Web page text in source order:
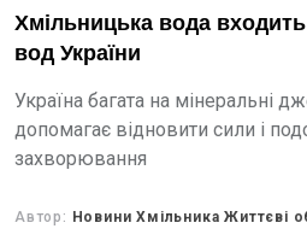
Хмільницька вода
вод України
Україна багата на мінеральні
допомагає відновити сили і
захворювання
Автор: Новини Хмільника Життєві